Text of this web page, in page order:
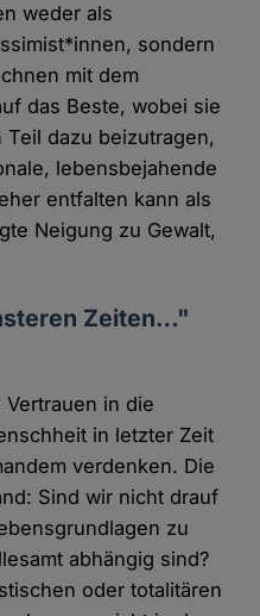
weder als
sondern
mit dem
das Beste, wobei sie
dazu beizutragen,
lebensbejahende
entfalten kann als
Neigung zu Gewalt,
Zeiten…"
in die
in letzter Zeit
verdenken. Die
Sind wir nicht drauf
zu
abhängig sind?
oder totalitären